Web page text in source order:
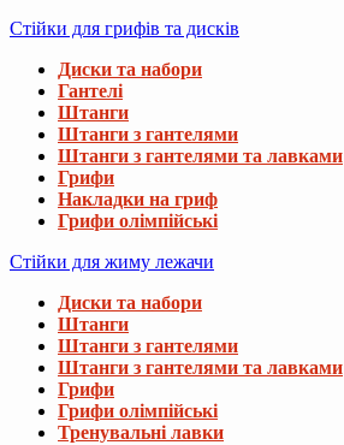
Стійки для грифів та дисків
Диски та набори
Гантелі
Штанги
Штанги з гантелями
Штанги з гантелями та лавками
Грифи
Накладки на гриф
Грифи олімпійські
Стійки для жиму лежачи
Диски та набори
Штанги
Штанги з гантелями
Штанги з гантелями та лавками
Грифи
Грифи олімпійські
Тренувальні лавки